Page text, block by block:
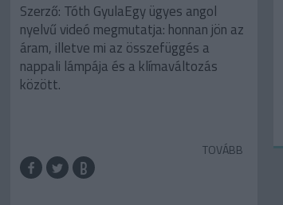
Szerző: Tóth GyulaEgy ügyes angol
nyelvű videó megmutatja: honnan jön az
áram, illetve mi az összefüggés a
nappali lámpája és a klímaváltozás
között.
TOVÁBB